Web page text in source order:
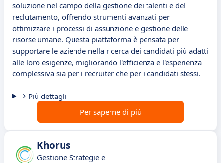
soluzione nel campo della gestione dei talenti e del
reclutamento, offrendo strumenti avanzati per
ottimizzare i processi di assunzione e gestione delle
risorse umane. Questa piattaforma è pensata per
supportare le aziende nella ricerca dei candidati più adatti
alle loro esigenze, migliorando l'efficienza e l'esperienza
complessiva sia per i recruiter che per i candidati stessi.
Più dettagli
Per saperne di più
Khorus
Gestione Strategie e